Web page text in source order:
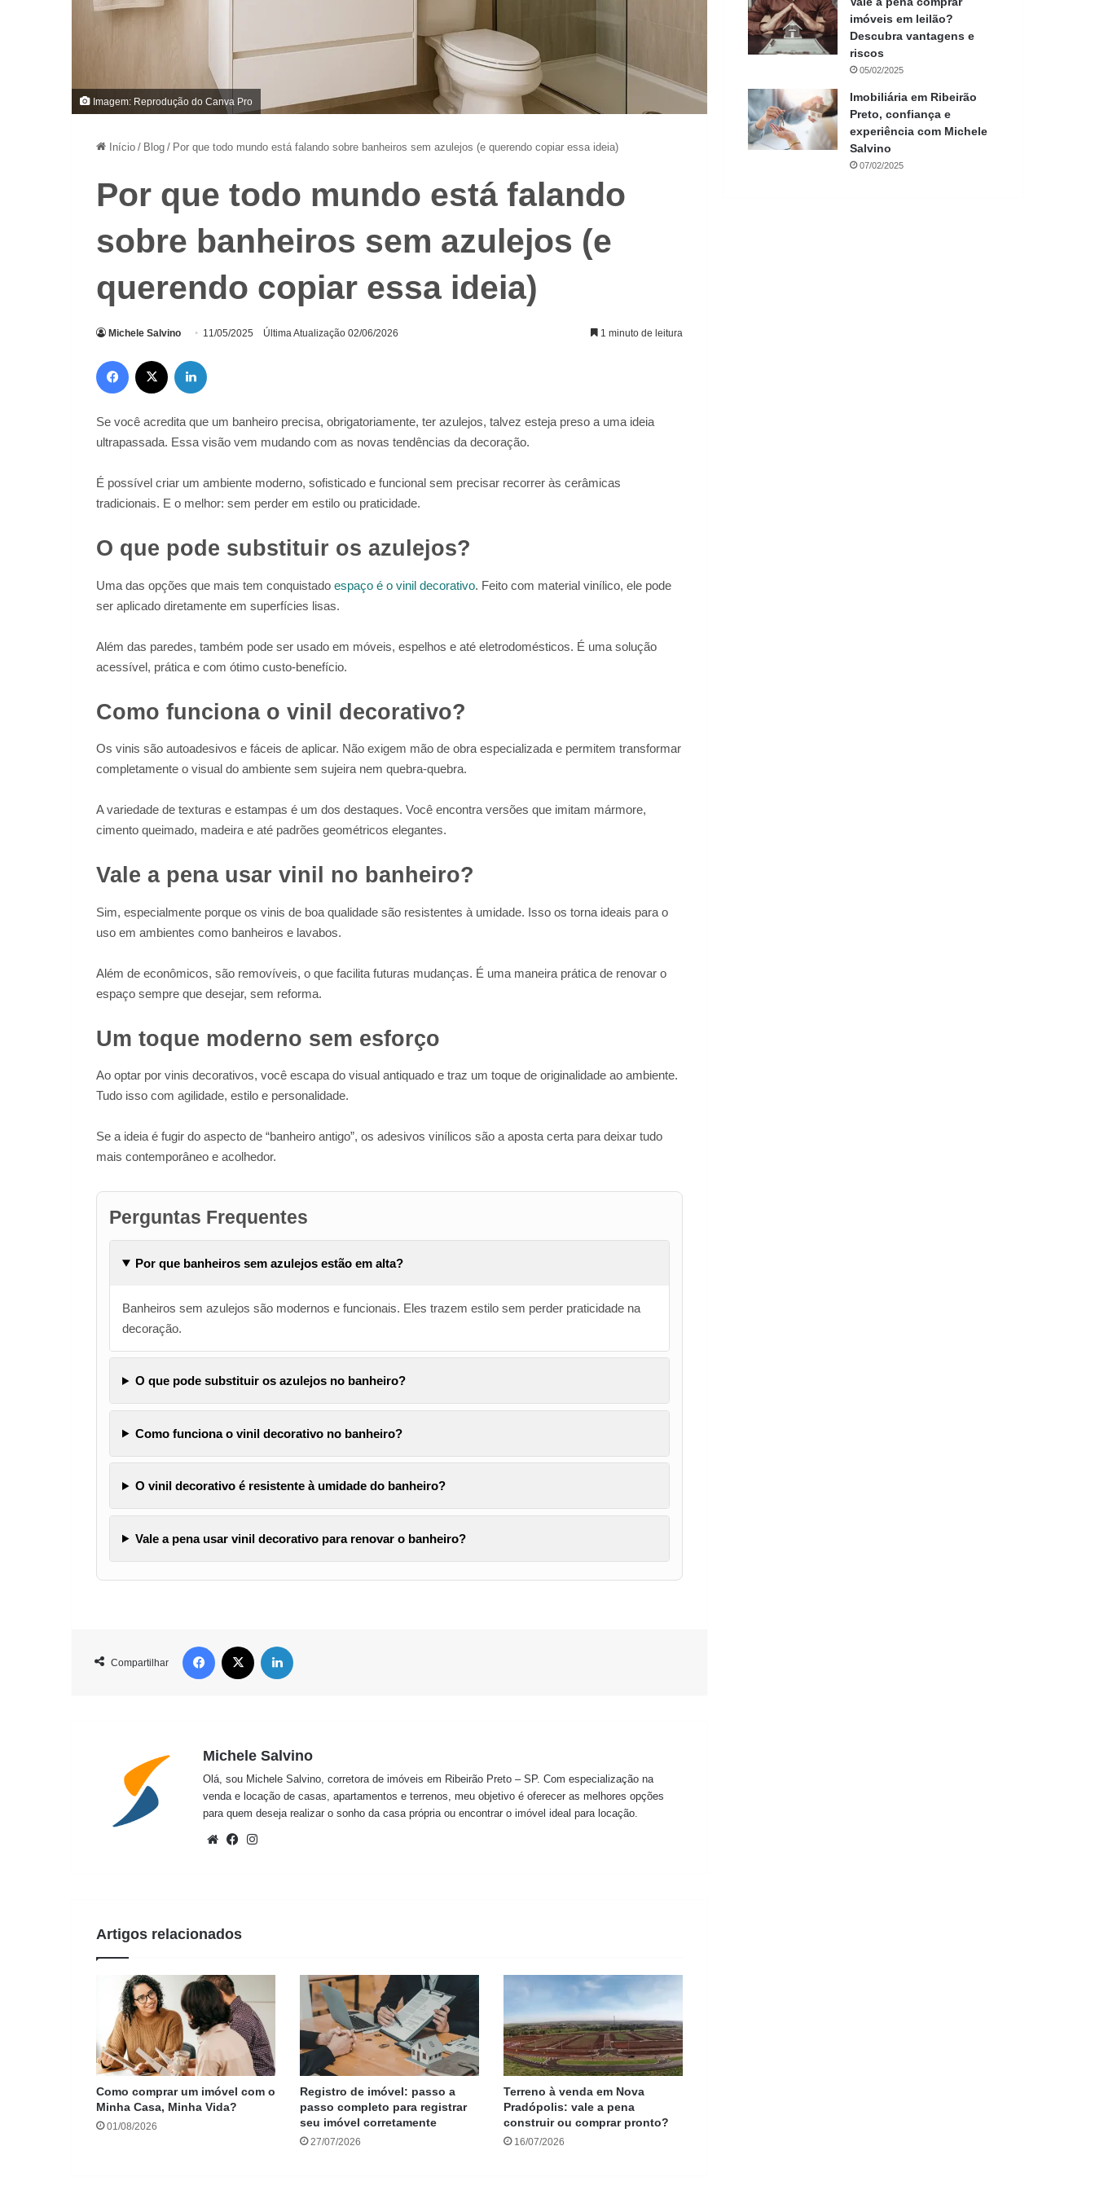
Imagem: Reprodução do Canva Pro
Início / Blog / Por que todo mundo está falando sobre banheiros sem azulejos (e querendo copiar essa ideia)
Por que todo mundo está falando
sobre banheiros sem azulejos (e
querendo copiar essa ideia)
Michele Salvino 11/05/2025 Última Atualização 02/06/2026 1 minuto de leitura
Facebook
Se você acredita que um banheiro precisa, obrigatoriamente, ter azulejos, talvez esteja preso a uma ideia
ultrapassada. Essa visão vem mudando com as novas tendências da decoração.
É possível criar um ambiente moderno, sofisticado e funcional sem precisar recorrer às cerâmicas
tradicionais. E o melhor: sem perder em estilo ou praticidade.
O que pode substituir os azulejos?
Uma das opções que mais tem conquistado espaço é o vinil decorativo. Feito com material vinílico, ele pode
ser aplicado diretamente em superfícies lisas.
Além das paredes, também pode ser usado em móveis, espelhos e até eletrodomésticos. É uma solução
acessível, prática e com ótimo custo-benefício.
Como funciona o vinil decorativo?
Os vinis são autoadesivos e fáceis de aplicar. Não exigem mão de obra especializada e permitem transformar
completamente o visual do ambiente sem sujeira nem quebra-quebra.
A variedade de texturas e estampas é um dos destaques. Você encontra versões que imitam mármore,
cimento queimado, madeira e até padrões geométricos elegantes.
Vale a pena usar vinil no banheiro?
Sim, especialmente porque os vinis de boa qualidade são resistentes à umidade. Isso os torna ideais para o
uso em ambientes como banheiros e lavabos.
Além de econômicos, são removíveis, o que facilita futuras mudanças. É uma maneira prática de renovar o
espaço sempre que desejar, sem reforma.
Um toque moderno sem esforço
Ao optar por vinis decorativos, você escapa do visual antiquado e traz um toque de originalidade ao ambiente.
Tudo isso com agilidade, estilo e personalidade.
Se a ideia é fugir do aspecto de “banheiro antigo”, os adesivos vinílicos são a aposta certa para deixar tudo
mais contemporâneo e acolhedor.
Perguntas Frequentes
Por que banheiros sem azulejos estão em alta?
Banheiros sem azulejos são modernos e funcionais. Eles trazem estilo sem perder praticidade na
decoração.
O que pode substituir os azulejos no banheiro?
Como funciona o vinil decorativo no banheiro?
O vinil decorativo é resistente à umidade do banheiro?
Vale a pena usar vinil decorativo para renovar o banheiro?
Compartilhar
Facebook
Michele Salvino
Olá, sou Michele Salvino, corretora de imóveis em Ribeirão Preto – SP. Com especialização na
venda e locação de casas, apartamentos e terrenos, meu objetivo é oferecer as melhores opções
para quem deseja realizar o sonho da casa própria ou encontrar o imóvel ideal para locação.
WebsiteFacebook
Artigos relacionados
Como comprar um imóvel com o
Minha Casa, Minha Vida?
01/08/2026
Registro de imóvel: passo a
passo completo para registrar
seu imóvel corretamente
27/07/2026
Terreno à venda em Nova
Pradópolis: vale a pena
construir ou comprar pronto?
16/07/2026
imóveis em leilão?
Descubra vantagens e
riscos
05/02/2025
Imobiliária em Ribeirão
Preto, confiança e
experiência com Michele
Salvino
07/02/2025